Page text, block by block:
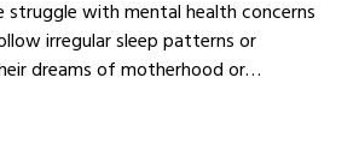
struggle with mental health concerns
irregular sleep patterns or
dreams of motherhood or
this year, but you are looking for a